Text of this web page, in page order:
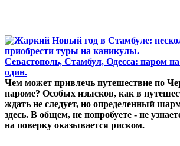
Севастополь, Стамбул, Одесса: паром
один.
Чем может привлечь путешествие по
пароме? Особых изысков, как в
ждать не следует, но определенный
здесь. В общем, не попробуете - не
на поверку оказывается риском.